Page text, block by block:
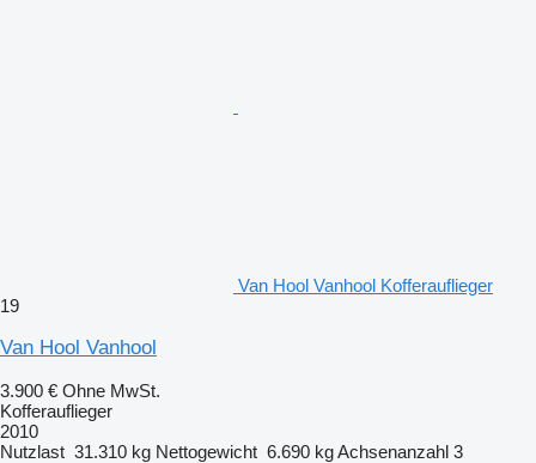
Van Hool Vanhool Kofferauflieger
19
Van Hool Vanhool
3.900 € Ohne MwSt.
Kofferauflieger
2010
Nutzlast 31.310 kg Nettogewicht 6.690 kgAchsenanzahl 3